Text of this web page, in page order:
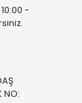
-
NO: